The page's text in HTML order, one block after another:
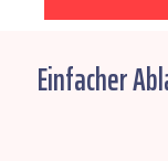
Einfacher